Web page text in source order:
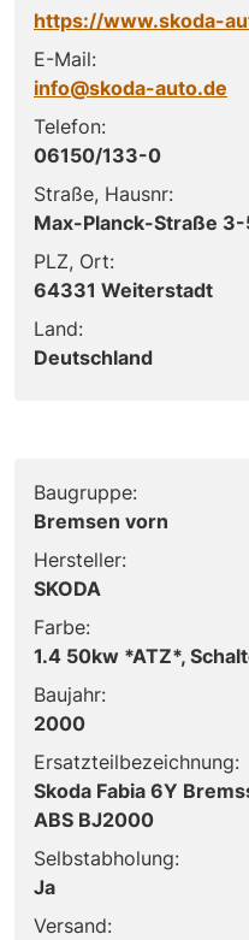
https://www.skoda-
E-Mail:
info@skoda-auto.de
Telefon:
06150/133-0
Straße, Hausnr:
Max-Planck-Straße
PLZ, Ort:
64331 Weiterstadt
Land:
Deutschland
Baugruppe:
Bremsen vorn
Hersteller:
SKODA
Farbe:
1.4 50kw *ATZ*,
Baujahr:
2000
Ersatzteilbezeichnung:
Skoda Fabia 6Y
ABS BJ2000
Selbstabholung:
Ja
Versand: